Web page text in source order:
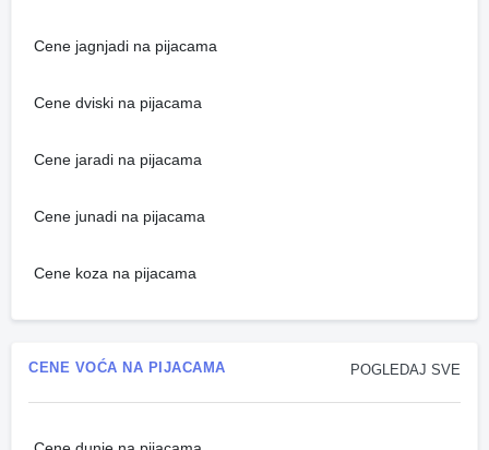
Cene jagnjadi na pijacama
Cene dviski na pijacama
Cene jaradi na pijacama
Cene junadi na pijacama
Cene koza na pijacama
POGLEDAJ SVE
CENE VOĆA NA PIJACAMA